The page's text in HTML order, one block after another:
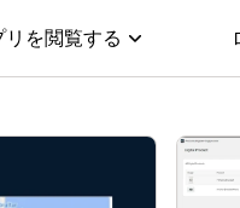
リを閲覧する